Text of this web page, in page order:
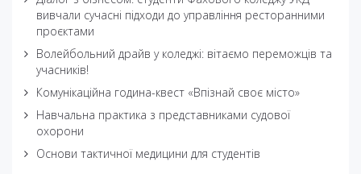
вивчали сучасні підходи до управління ресторанними
проєктами
Волейбольний драйв у коледжі: вітаємо переможців та
учасників!
Комунікаційна година-квест «Впізнай своє місто»
Навчальна практика з представниками судової
охорони
Основи тактичної медицини для студентів